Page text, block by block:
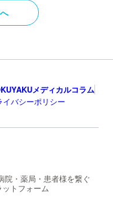
メディカルコラム
イバシーポリシー
院・薬局・患者様を繋ぐ
トフォーム